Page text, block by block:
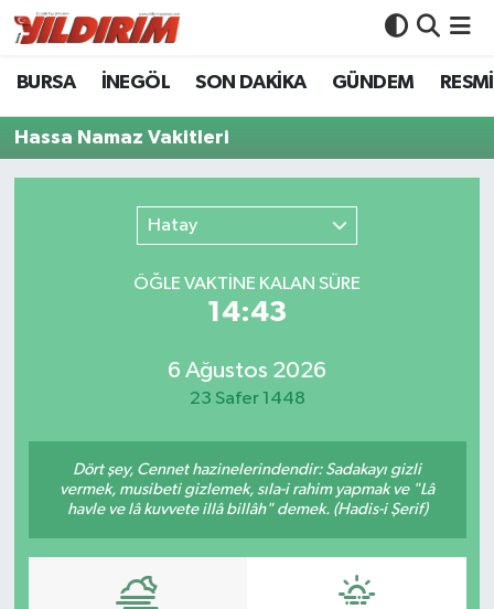
BURSA İNEGÖL SON DAKİKA GÜNDEM
Hassa Namaz Vakitleri
Hatay
ÖĞLE VAKTİNE KALAN SÜRE
14:43
6 Ağustos 2026
23 Safer 1448
Dört şey, Cennet hazinelerindendir: Sadakayı gizli
vermek, musibeti gizlemek, sıla-i rahim yapmak ve "Lâ
havle ve lâ kuvvete illâ billâh" demek. (Hadis-i Şerif)
BURSA
İNEGÖL
KÖŞE YAZILARI
YAŞAM
Bursa Nöbetçi Eczaneler
Bursa Hava Durumu
Süper Lig Puan Durumu ve Fikstür
Tüm Manşetler
Haber Arşivi